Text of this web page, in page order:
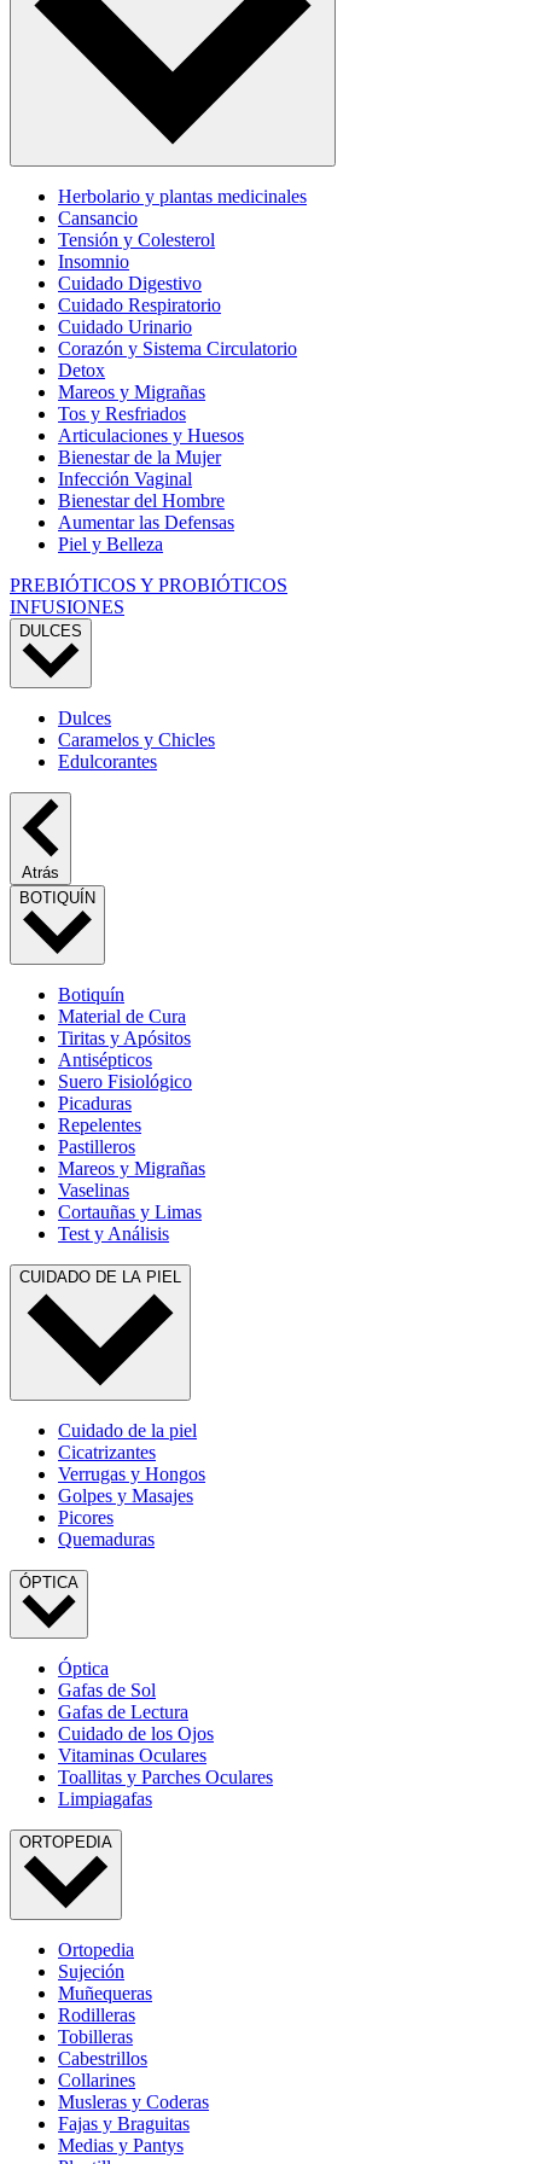
Herbolario y plantas medicinales
Cansancio
Tensión y Colesterol
Insomnio
Cuidado Digestivo
Cuidado Respiratorio
Cuidado Urinario
Corazón y Sistema Circulatorio
Detox
Mareos y Migrañas
Tos y Resfriados
Articulaciones y Huesos
Bienestar de la Mujer
Infección Vaginal
Bienestar del Hombre
Aumentar las Defensas
Piel y Belleza
PREBIÓTICOS Y PROBIÓTICOS
INFUSIONES
DULCES
Dulces
Caramelos y Chicles
Edulcorantes
Atrás
BOTIQUÍN
Botiquín
Material de Cura
Tiritas y Apósitos
Antisépticos
Suero Fisiológico
Picaduras
Repelentes
Pastilleros
Mareos y Migrañas
Vaselinas
Cortauñas y Limas
Test y Análisis
CUIDADO DE LA PIEL
Cuidado de la piel
Cicatrizantes
Verrugas y Hongos
Golpes y Masajes
Picores
Quemaduras
ÓPTICA
Óptica
Gafas de Sol
Gafas de Lectura
Cuidado de los Ojos
Vitaminas Oculares
Toallitas y Parches Oculares
Limpiagafas
ORTOPEDIA
Ortopedia
Sujeción
Muñequeras
Rodilleras
Tobilleras
Cabestrillos
Collarines
Musleras y Coderas
Fajas y Braguitas
Medias y Pantys